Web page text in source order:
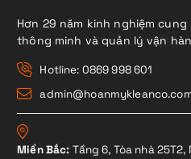
Hơn 29 năm kinh nghiệm
thông minh và quản lý vận
Hotline: 0869 998 601
Miền Bắc: Tầng 6, Tòa nhà 25T2,